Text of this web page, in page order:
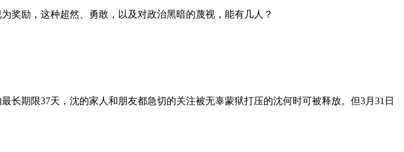
奖励，这种超然、勇敢，以及对政治黑暗的蔑视，能有几人？
长期限37天，沈的家人和朋友都急切的关注被无辜蒙狱打压的沈何时可被释放。但3月31日